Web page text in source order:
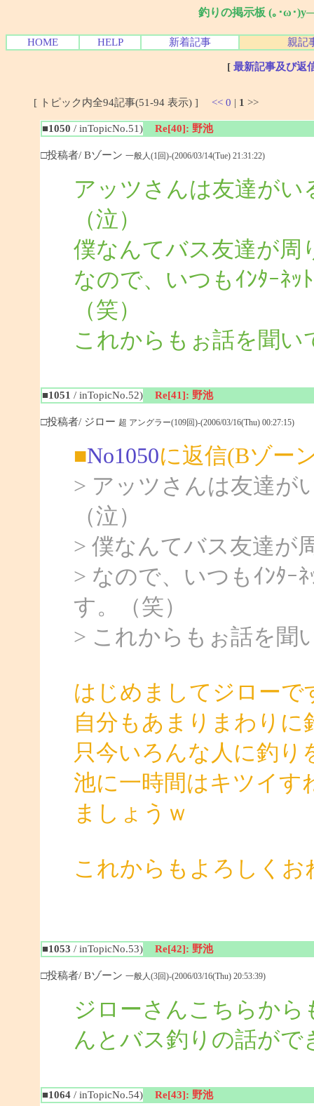
釣りの掲示板 (｡･ω･
HOME HELP 新着記事 親記
[ 最新記事及び返
[ トピック内全94記事(51-94 表示) ] << 0 | 1 >>
■1050 / inTopicNo.51) Re[40]: 野池
□投稿者/ Bゾーン 一般人(1回)-(2006/03/14(Tue) 21:31:22)
アッツさんは友達が
（泣）
僕なんてバス友達が周
なので、いつもｲﾝﾀｰﾈ
（笑）
これからもぉ話を聞い
■1051 / inTopicNo.52) Re[41]: 野池
□投稿者/ ジロー 超 アングラー(109回)-(2006/03/16(Thu) 00:27:15)
■No1050に返信(Bゾー
> アッツさんは友達が
（泣）
> 僕なんてバス友達が
> なので、いつもｲﾝﾀｰ
す。（笑）
> これからもぉ話を聞
はじめましてジローで
自分もあまりまわりに
只今いろんな人に釣り
池に一時間はキツイす
ましょうｗ
これからもよろしく
■1053 / inTopicNo.53) Re[42]: 野池
□投稿者/ Bゾーン 一般人(3回)-(2006/03/16(Thu) 20:53:39)
ジローさんこちらか
んとバス釣りの話がで
■1064/ inTopicNo.54) Re[43]: 野池